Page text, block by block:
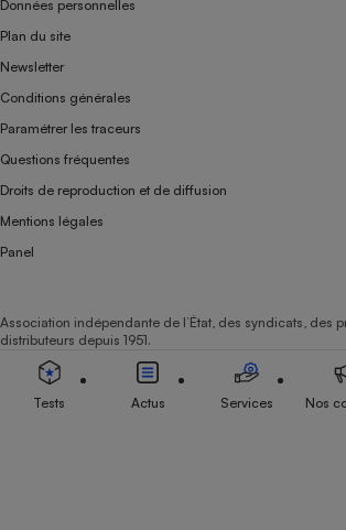
Données personnelles
Plan du site
Newsletter
Conditions générales
Paramétrer les traceurs
Questions fréquentes
Droits de reproduction et de diffusion
Mentions légales
Panel
Association indépendante de l’État, des syndicats, des
distributeurs depuis 1951.
Tests Actus Services Nos